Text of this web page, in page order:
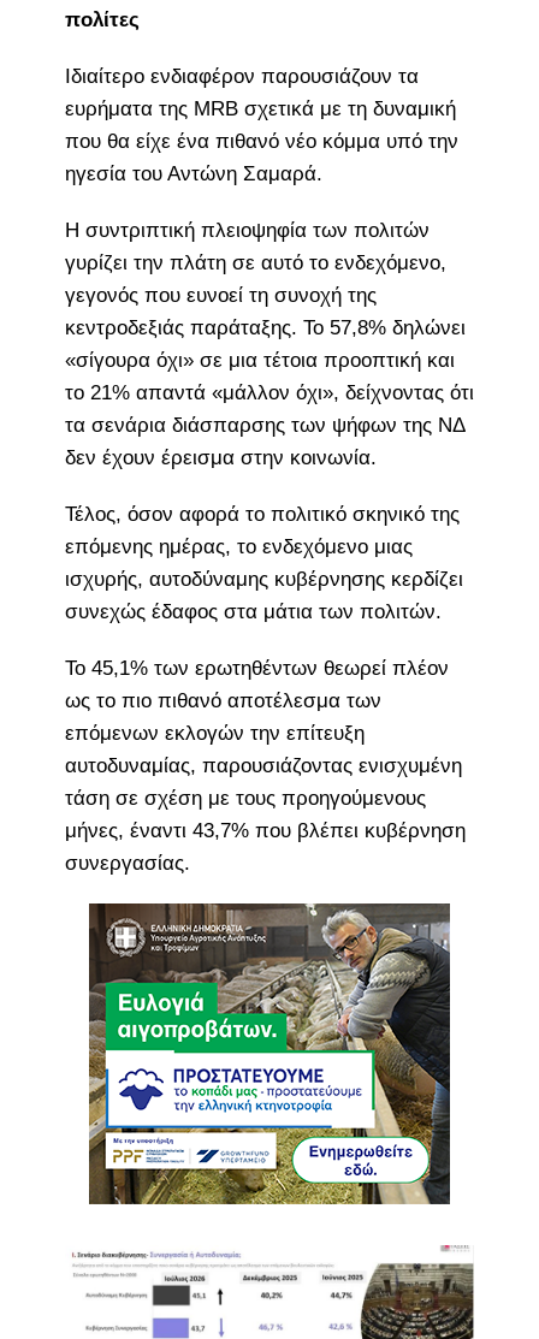
πολίτες
Ιδιαίτερο ενδιαφέρον παρουσιάζουν τα
ευρήματα της MRB σχετικά με τη δυναμική
που θα είχε ένα πιθανό νέο κόμμα υπό την
ηγεσία του Αντώνη Σαμαρά.
Η συντριπτική πλειοψηφία των πολιτών
γυρίζει την πλάτη σε αυτό το ενδεχόμενο,
γεγονός που ευνοεί τη συνοχή της
κεντροδεξιάς παράταξης. Το 57,8% δηλώνει
«σίγουρα όχι» σε μια τέτοια προοπτική και
το 21% απαντά «μάλλον όχι», δείχνοντας ότι
τα σενάρια διάσπαρσης των ψήφων της ΝΔ
δεν έχουν έρεισμα στην κοινωνία.
Τέλος, όσον αφορά το πολιτικό σκηνικό της
επόμενης ημέρας, το ενδεχόμενο μιας
ισχυρής, αυτοδύναμης κυβέρνησης κερδίζει
συνεχώς έδαφος στα μάτια των πολιτών.
Το 45,1% των ερωτηθέντων θεωρεί πλέον
ως το πιο πιθανό αποτέλεσμα των
επόμενων εκλογών την επίτευξη
αυτοδυναμίας, παρουσιάζοντας ενισχυμένη
τάση σε σχέση με τους προηγούμενους
μήνες, έναντι 43,7% που βλέπει κυβέρνηση
συνεργασίας.